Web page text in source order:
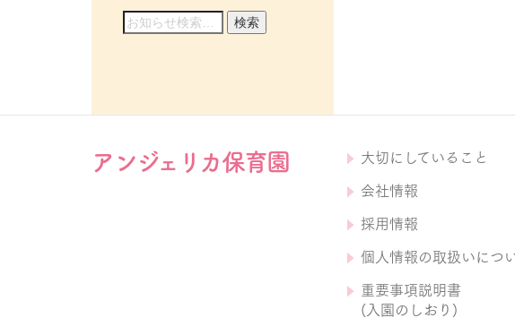
アンジェリカ保育園 大切にしていること
会社情報
採用情報
個人情報の取扱いにつ
重要事項説明書
(入園のしおり)